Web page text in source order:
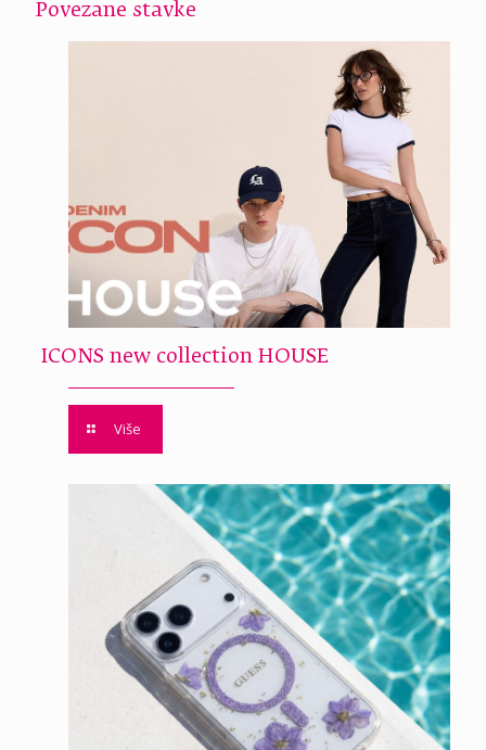
Povezane stavke
ICONS new collection HOUSE
Više